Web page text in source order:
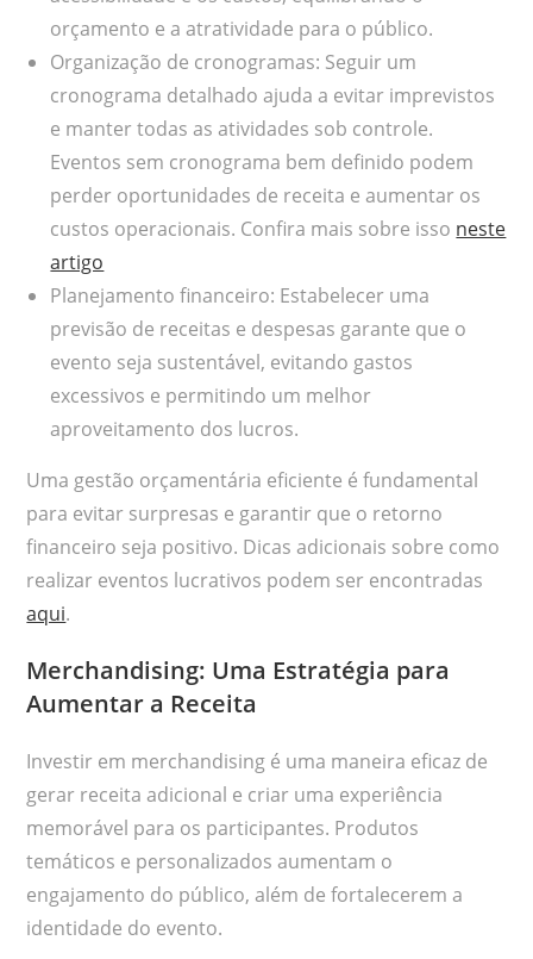
orçamento e a atratividade para o público.
Organização de cronogramas: Seguir um
cronograma detalhado ajuda a evitar imprevistos
e manter todas as atividades sob controle.
Eventos sem cronograma bem definido podem
perder oportunidades de receita e aumentar os
custos operacionais. Confira mais sobre isso neste
artigo
Planejamento financeiro: Estabelecer uma
previsão de receitas e despesas garante que o
evento seja sustentável, evitando gastos
excessivos e permitindo um melhor
aproveitamento dos lucros.
Uma gestão orçamentária eficiente é fundamental
para evitar surpresas e garantir que o retorno
financeiro seja positivo. Dicas adicionais sobre como
realizar eventos lucrativos podem ser encontradas
aqui.
Merchandising: Uma Estratégia para
Aumentar a Receita
Investir em merchandising é uma maneira eficaz de
gerar receita adicional e criar uma experiência
memorável para os participantes. Produtos
temáticos e personalizados aumentam o
engajamento do público, além de fortalecerem a
identidade do evento.